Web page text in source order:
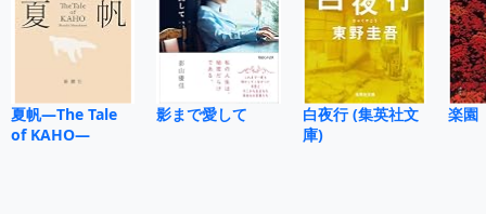
夏帆―The Tale
of KAHO―
影まで愛して
白夜行 (集英社文
庫)
楽園